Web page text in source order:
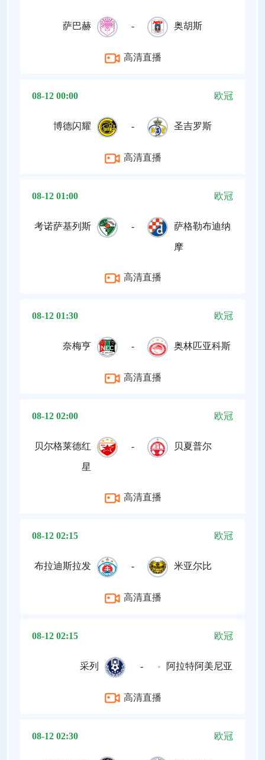
萨巴赫 - 奥胡斯
高清直播
08-12 00:00 欧冠
博德闪耀 - 圣吉罗斯
高清直播
08-12 01:00 欧冠
考诺萨基列斯 - 萨格勒布迪纳
摩
高清直播
08-12 01:30 欧冠
奈梅亨 - 奥林匹亚科斯
高清直播
08-12 02:00 欧冠
贝尔格莱德红
星
- 贝夏普尔
高清直播
08-12 02:15 欧冠
布拉迪斯拉发 - 米亚尔比
高清直播
08-12 02:15 欧冠
采列 - 阿拉特阿美尼亚
高清直播
08-12 02:30 欧冠